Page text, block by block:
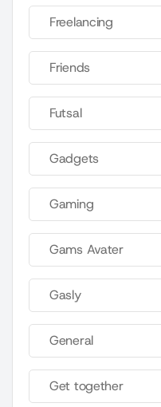
Freelancing
Friends
Futsal
Gadgets
Gaming
Gams Avater
Gasly
General
Get together